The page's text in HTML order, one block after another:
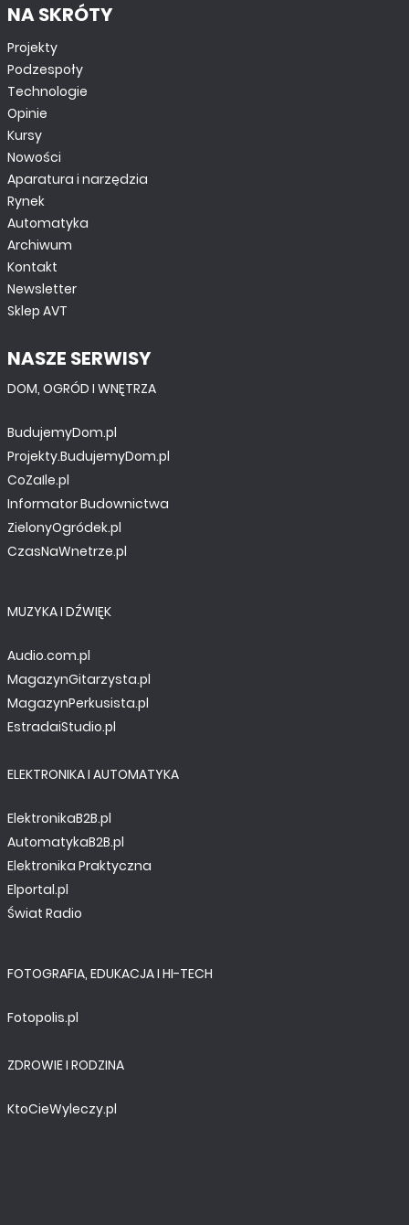
NA SKRÓTY
Projekty
Podzespoły
Technologie
Opinie
Kursy
Nowości
Aparatura i narzędzia
Rynek
Automatyka
Archiwum
Kontakt
Newsletter
Sklep AVT
NASZE SERWISY
DOM, OGRÓD I WNĘTRZA
BudujemyDom.pl
Projekty.BudujemyDom.pl
CoZaIle.pl
Informator Budownictwa
ZielonyOgródek.pl
CzasNaWnetrze.pl
MUZYKA I DŹWIĘK
Audio.com.pl
MagazynGitarzysta.pl
MagazynPerkusista.pl
EstradaiStudio.pl
ELEKTRONIKA I AUTOMATYKA
ElektronikaB2B.pl
AutomatykaB2B.pl
Elektronika Praktyczna
Elportal.pl
Świat Radio
FOTOGRAFIA, EDUKACJA I HI-TECH
Fotopolis.pl
ZDROWIE I RODZINA
KtoCieWyleczy.pl